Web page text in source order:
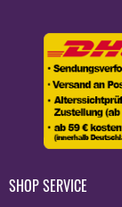
SHOP SERVICE